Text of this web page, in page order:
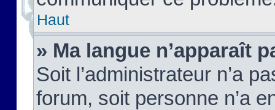
Haut
» Ma langue n’apparaît
Soit l’administrateur n’a
forum, soit personne n’a